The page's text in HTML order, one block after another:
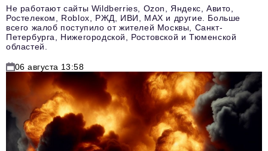
Не работают сайты Wildberries, Ozon, Яндекс, Авито,
Ростелеком, Roblox, РЖД, ИВИ, MAX и другие. Больше
всего жалоб поступило от жителей Москвы, Санкт-
Петербурга, Нижегородской, Ростовской и Тюменской
областей.
06 августа 13:58